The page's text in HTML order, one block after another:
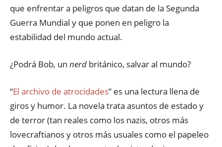
que enfrentar a peligros que datan de la Segunda
Guerra Mundial y que ponen en peligro la
estabilidad del mundo actual.
¿Podrá Bob, un nerd británico, salvar al mundo?
“El archivo de atrocidades” es una lectura llena de
giros y humor. La novela trata asuntos de estado y
de terror (tan reales como los nazis, otros más
lovecraftianos y otros más usuales como el papeleo